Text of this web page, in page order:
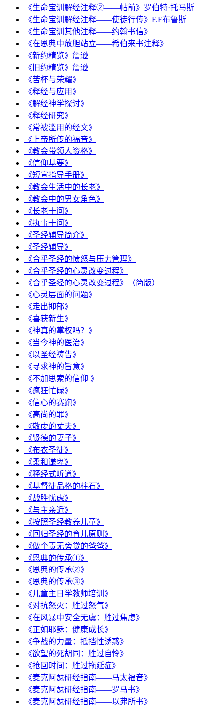
《生命宝训解经注释②——帖前》罗伯特·托马斯
《生命宝训解经注释——使徒行传》F.F布鲁斯
《生命宝训其他注释——约翰书信》
《在恩典中放胆站立——希伯来书注释》
《新约精览》詹逊
《旧约精览》詹逊
《苦杯与荣耀》
《释经与应用》
《解经神学探讨》
《释经研究》
《常被滥用的经文》
《上帝所传的福音》
《教会带领人资格》
《信仰基要》
《短宣指导手册》
《教会生活中的长老》
《教会中的男女角色》
《长老十问》
《执事十问》
《圣经辅导简介》
《圣经辅导》
​《合乎圣经的愤怒与压力管理》
《合乎圣经的心灵改变过程》
《合乎圣经的心灵改变过程》（简版）
《心灵层面的问题》
《走出抑郁》
《喜获新生》
《神真的掌权吗？》
《当今神的医治》
《以圣经祷告》
《寻求神的旨意》
《不加思索的信仰 》
《疯狂忙碌》
《信心的赛跑》
《高尚的罪》
《敬虔的丈夫》
《贤德的妻子》
《布衣圣徒》
《柔和谦卑》
《释经式听道》
《基督徒品格的柱石》
《战胜忧虑》
《与主亲近》
《按照圣经教养儿童》
《回归圣经的育儿原则》
《做个责无旁贷的爸爸》
《恩典的传承①》
《恩典的传承②》
《恩典的传承③》
《儿童主日学教师培训》
《对抗怒火：胜过怒气》
《在风暴中安全无虞：胜过焦虑》
《正如耶稣：健康成长》
《争战的力量：抵挡性诱惑》
《欲望的死胡同：胜过自怜》
《抢回时间：胜过拖延症》
《麦克阿瑟研经指南——马太福音》
《麦克阿瑟研经指南——罗马书》
《麦克阿瑟研经指南——以弗所书》